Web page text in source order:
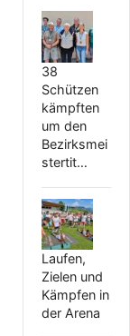
38
Schützen
kämpften
um den
Bezirksmei
stertit…
Laufen,
Zielen und
Kämpfen in
der Arena